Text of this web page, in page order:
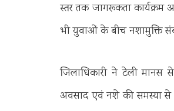
स्तर तक जागरूकता कार्यक्रम
भी युवाओं के बीच नशामुक्ति
जिलाधिकारी ने टेली मानस
अवसाद एवं नशे की समस्या से